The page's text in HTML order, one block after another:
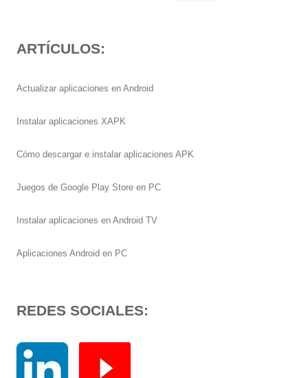
ARTÍCULOS:
Actualizar aplicaciones en Android
Instalar aplicaciones XAPK
Cómo descargar e instalar aplicaciones APK
Juegos de Google Play Store en PC
Instalar aplicaciones en Android TV
Aplicaciones Android en PC
REDES SOCIALES: